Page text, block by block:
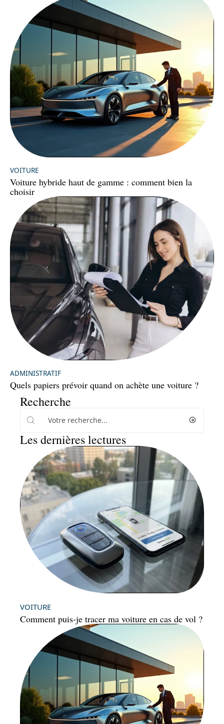
VOITURE
Voiture hybride haut de gamme : comment bien la
choisir
ADMINISTRATIF
Quels papiers prévoir quand on achète une voiture ?
Recherche
Les dernières lectures
VOITURE
Comment puis-je tracer ma voiture en cas de vol ?